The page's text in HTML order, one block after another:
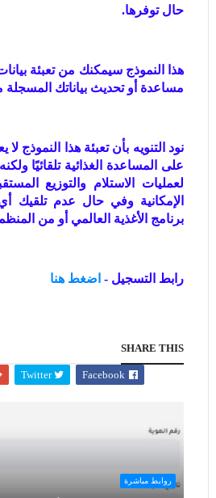
حال توفرها.
هذا النموذج سيمكنك من تعبئة
مساعدة أو تحديث بياناتك المسجلة
نود التنويه بأن تعبئة هذا النموذج
على المساعدة الغذائية تلقائيًا
لعمليات الاستلام والتوزيع
الإمكانية وفي حال عدم تلقيك
برنامج الأغذية العالمي أو من
رابط التسجيل -اضغط هنا
SHARE THIS
Facebook
Twitter
روابط مباشرة